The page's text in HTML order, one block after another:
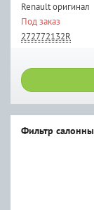
Renault оригинал
Под заказ
272772132R
Фильтр